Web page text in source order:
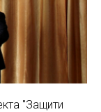
"Защити